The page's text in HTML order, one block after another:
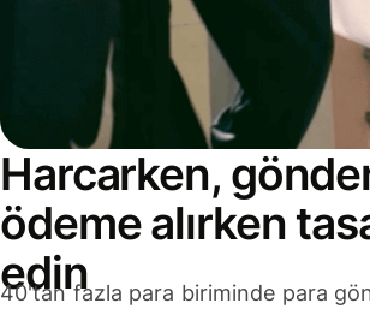
Harcarken,
ödeme alırken
edin
40'tan fazla para biriminde para